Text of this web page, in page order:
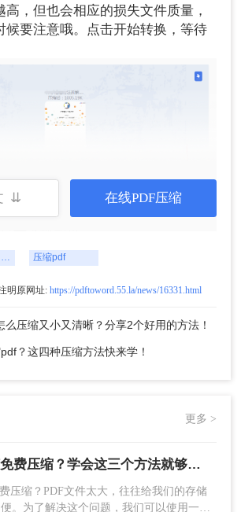
高，但也会相应的损失文件质量，
候要注意哦。点击开始转换，等待
件
以用来压缩PDF文件！通过降低
，来减小PDF文档的大小，帮助我
功能。
⇊ 在线PDF压缩
pdf太大了如何免费压缩 压缩pdf
明原网址: https://pdftoword.55.la/news/16331.html
么压缩又小又清晰？分享2个好用的方法！
？这四种压缩方法快来学！
更多 >
pdf太大了如何免费压缩？学会这三个方法就够了！
压缩？PDF文件太大，往往给我们的存储
。为了解决这个问题，我们可以使用一些